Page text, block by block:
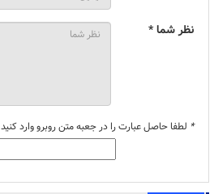
نظر شما *
* لطفا حاصل عبارت را در جعبه متن روبرو وارد کنید